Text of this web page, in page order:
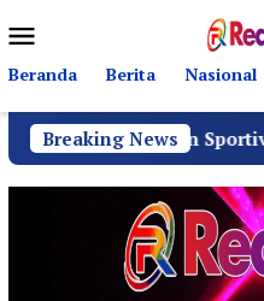
ke
kontenMobile
Beranda Berita Nasional
Breaking News
dan Sportivitas